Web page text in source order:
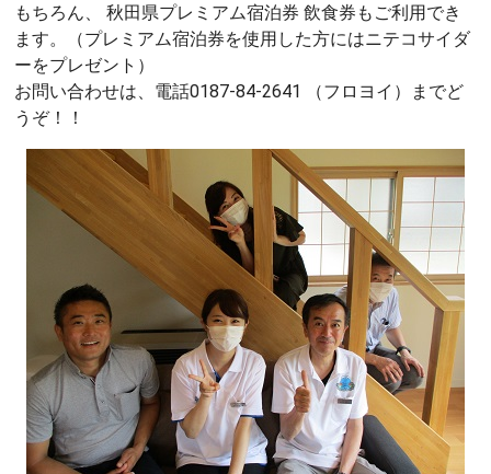
もちろん、 秋田県プレミアム宿泊券 飲食券もご利用でき
ます。（プレミアム宿泊券を使用した方にはニテコサイダ
ーをプレゼント）
お問い合わせは、電話0187-84-2641 （フロヨイ）までど
うぞ！！